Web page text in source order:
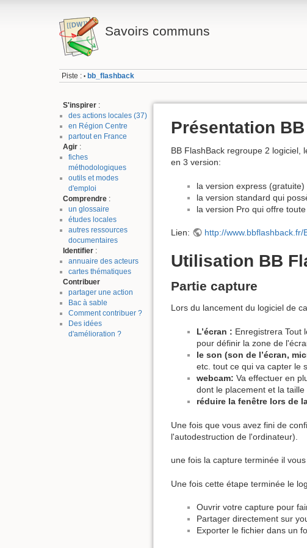
Savoirs communs
Piste : • bb_flashback
S'inspirer :
des actions locales (37)
en Région Centre
partout en France
Agir :
fiches
méthodologiques
outils et modes
d'emploi
Comprendre :
un glossaire
études locales
autres ressources
documentaires
Identifier :
annuaire des acteurs
cartes thématiques
Contribuer
partager une action
Bac à sable
Comment contribuer ?
Des idées
d'amélioration ?
Présentation
BB FlashBack regroupe 2 logiciel,
en 3 version:
la version express
la version standard qui
la version Pro qui offre toute
Lien: http://
Utilisation BB
Partie capture
Lors du lancement du logiciel de
L’écran : Enregistrera Tout
pour définir la zone de
le son (son de l’écran,
etc. tout ce qui va capter le
webcam: Va effectuer en
dont le placement et la taille
réduire la fenêtre lors de
Une fois que vous avez fini de
l'autodestruction de l'ordinateur).
une fois la capture terminée il
Une fois cette étape terminée le
Ouvrir votre capture pour
Partager directement sur
Exporter le fichier dans un